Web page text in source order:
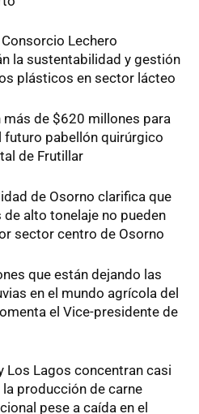
Consorcio Lechero
la sustentabilidad y gestión
plásticos en sector lácteo
más de $620 millones para
futuro pabellón quirúrgico
de Frutillar
de Osorno clarifica que
de alto tonelaje no pueden
sector centro de Osorno
que están dejando las
en el mundo agrícola del
el Vice-presidente de
Los Lagos concentran casi
la producción de carne
pese a caída en el